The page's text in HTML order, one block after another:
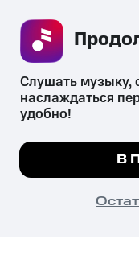
психотропных
их незаконный оборот
законодательством
© 2026 ООО «КИОН».
Все права защищены
Мы используем
Слушать музыку,
наслаждаться
удобно!
В